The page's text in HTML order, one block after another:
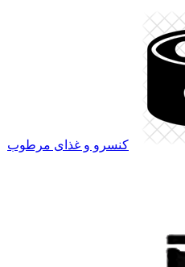
کنسرو و غذای مرطوب